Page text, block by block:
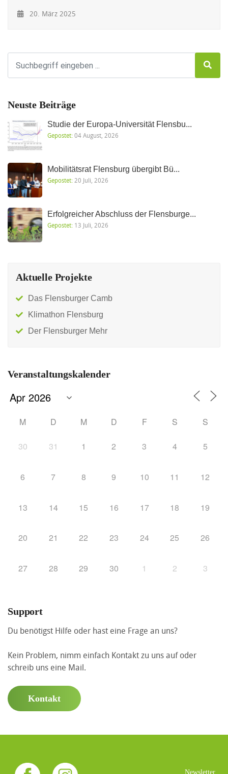
20. März 2025
Neuste Beiträge
Studie der Europa-Universität Flensbu...
Gepostet:04 August, 2026
Mobilitätsrat Flensburg übergibt Bü...
Gepostet:20 Juli, 2026
Erfolgreicher Abschluss der Flensburge...
Gepostet: 13 Juli, 2026
Aktuelle Projekte
Das Flensburger Camb
Klimathon Flensburg
Der Flensburger Mehr
Veranstaltungskalender
M D M D F S S
30 31 1 2 3 4 5
6 7 8 9 10 11 12
13 14 15 16 17 18 19
20 21 22 23 24 25 26
27 28 29 30 1 2 3
Support
Du benötigst Hilfe oder hast eine Frage an uns?
Kein Problem, nimm einfach Kontakt zu uns auf oder
schreib uns eine Mail.
Kontakt
Newsletter